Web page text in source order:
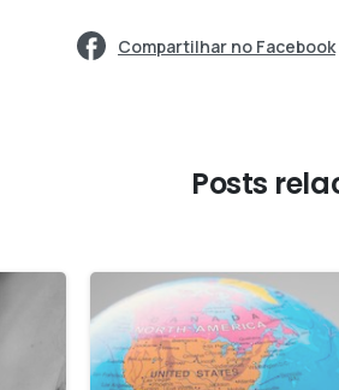
Compartilhar no Facebook
Posts